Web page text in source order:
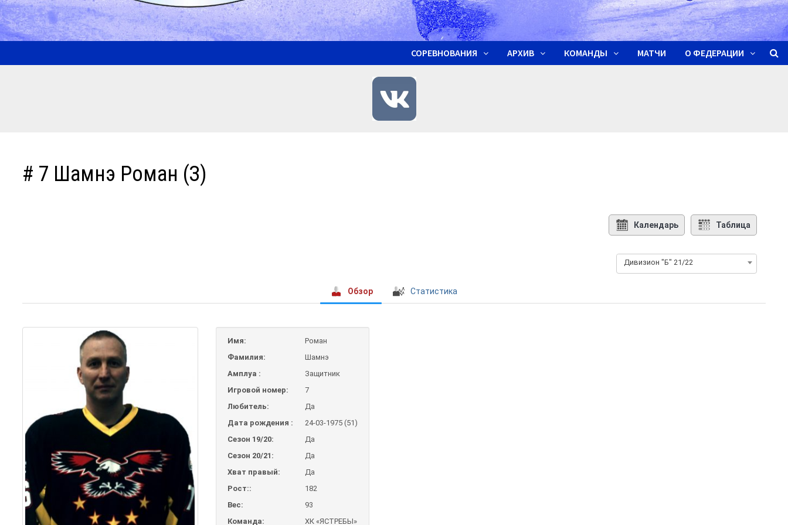
СОРЕВНОВАНИЯ АРХИВ КОМАНДЫ МАТЧИ О ФЕДЕРАЦИИ
# 7 Шамнэ Роман (З)
Календарь Таблица
Дивизион "Б" 21/22
Обзор Статистика
Имя:
Роман
Фамилия:
Шамнэ
Амплуа :
Защитник
Игровой номер:
7
Любитель:
Да
Дата рождения :
24-03-1975 (51)
Сезон 19/20:
Да
Сезон 20/21:
Да
Хват правый:
Да
Рост::
182
Вес:
93
Команда:
ХК «ЯСТРЕБЫ»